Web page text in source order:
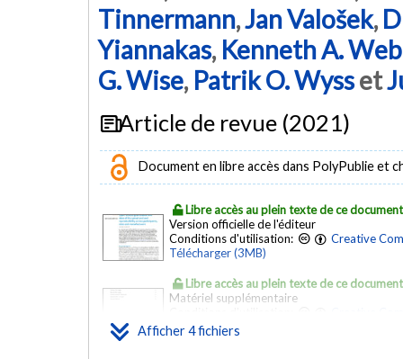
Tinnermann,Jan Valošek,
Yiannakas, Kenneth A.
G. Wise, Patrik O. Wysset
Article de revue (2021)
Document en libre accès dans PolyPublie et
Afficher 4 fichiers
Libre accès au plein texte de ce document
Version officielle de l'éditeur
Conditions d'utilisation:
Creative
Télécharger (3MB)
Libre accès au plein texte de ce document
Matériel supplémentaire
Télécharger (7MB)